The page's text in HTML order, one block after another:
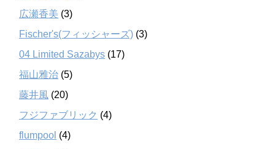
広瀬香美 (3)
Fischer's(フィッシャーズ) (3)
04 Limited Sazabys (17)
福山雅治 (5)
藤井風 (20)
フジファブリック (4)
flumpool (4)